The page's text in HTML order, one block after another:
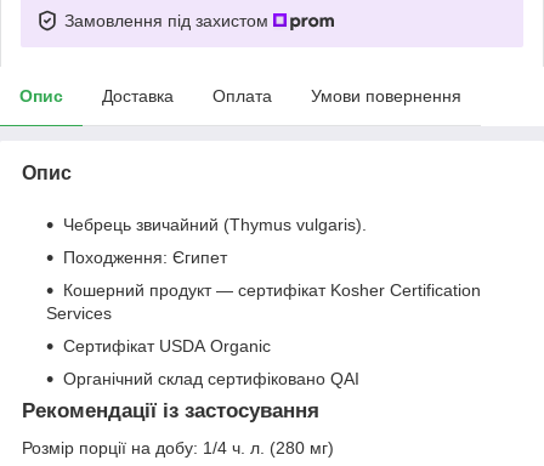
Замовлення під захистом
Опис Доставка Оплата Умови повернення
Опис
Чебрець звичайний (Thymus vulgaris).
Походження: Єгипет
Кошерний продукт — сертифікат Kosher Certification
Services
Сертифікат USDA Organic
Органічний склад сертифіковано QAI
Рекомендації із застосування
Розмір порції на добу: 1/4 ч. л. (280 мг)